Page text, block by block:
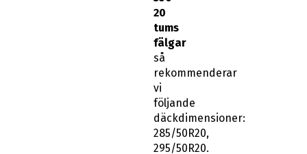
20
tums
fälgar
så
rekommenderar
vi
följande
däckdimensioner:
285/50R20,
295/50R20.